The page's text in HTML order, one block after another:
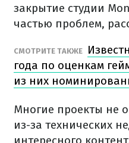
закрытие студии
частью проблем,
СМОТРИТЕ ТАКЖЕ
года по оценкам
из них
Многие проекты не
из-за технических